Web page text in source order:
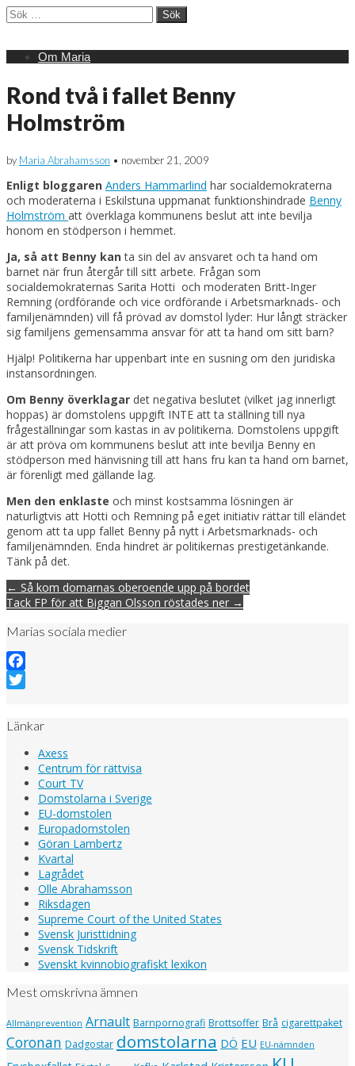
Sök
efter:
Main
Skip
Om Maria
Rond två i fallet Benny
Holmström
by Maria Abrahamsson • november 21, 2009
Enligt bloggaren Anders Hammarlind har socialdemokraterna
och moderaterna i Eskilstuna uppmanat funktionshindrade Benny
Holmström att överklaga kommunens beslut att inte bevilja
honom en stödperson i hemmet.
Ja, så att Benny kanta sin del av ansvaret och ta hand om
barnet när frun återgår till sitt arbete. Frågan som
socialdemokraternas Sarita Hotti och moderaten Britt-Inger
Remning (ordförande och vice ordförande i Arbetsmarknads- och
familjenämnden) vill få prövad av domstol lyder: Hur långt sträcker
sig familjens gemensamma ansvar för att ta hand om sitt barn?
Hjälp! Politikerna har uppenbart inte en susning om den juridiska
instansordningen.
Om Benny överklagar det negativa beslutet (vilket jag innerligt
hoppas) är domstolens uppgift INTE att ta ställning till nya
frågeställningar som kastas in av politikerna. Domstolens uppgift
är att pröva om kommunens beslut att inte bevilja Benny en
stödperson med hänvisning till att hans fru kan ta hand om barnet,
är förenligt med gällande lag.
Men den enklaste och minst kostsamma lösningen är
naturligtvis att Hotti och Remning på eget initiativ rättar till eländet
genom att ta upp fallet Benny på nytt i Arbetsmarknads- och
familjenämnden. Enda hindret är politikernas prestigetänkande.
Tänk på det.
Post
navigation
← Så kom domarnas oberoende upp på bordet
Tack FP för att Biggan Olsson röstades ner →
Marias sociala medier
Facebook
Länkar
Axess
Centrum för rättvisa
Court TV
Domstolarna i Sverige
EU-domstolen
Europadomstolen
Göran Lambertz
Kvartal
Lagrådet
Olle Abrahamsson
Riksdagen
Supreme Court of the United States
Svensk Juristtidning
Svensk Tidskrift
Svenskt kvinnobiografiskt lexikon
Mest omskrivna ämnen
Allmänprevention Arnault Barnpornografi Brottsoffer Brå cigarettpaket
Coronan Dadgostar domstolarna DÖ EU EU-nämnden